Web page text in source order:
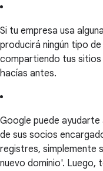
Si tu empresa usa
producirá ningún tipo
compartiendo tus sitios
hacías antes.
Google puede ayudarte
de sus socios
registres, simplemente
nuevo dominio'. Luego,